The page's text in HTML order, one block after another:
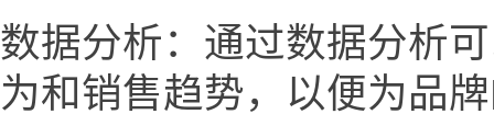
数据分析：通过数据分析
为和销售趋势，以便为品